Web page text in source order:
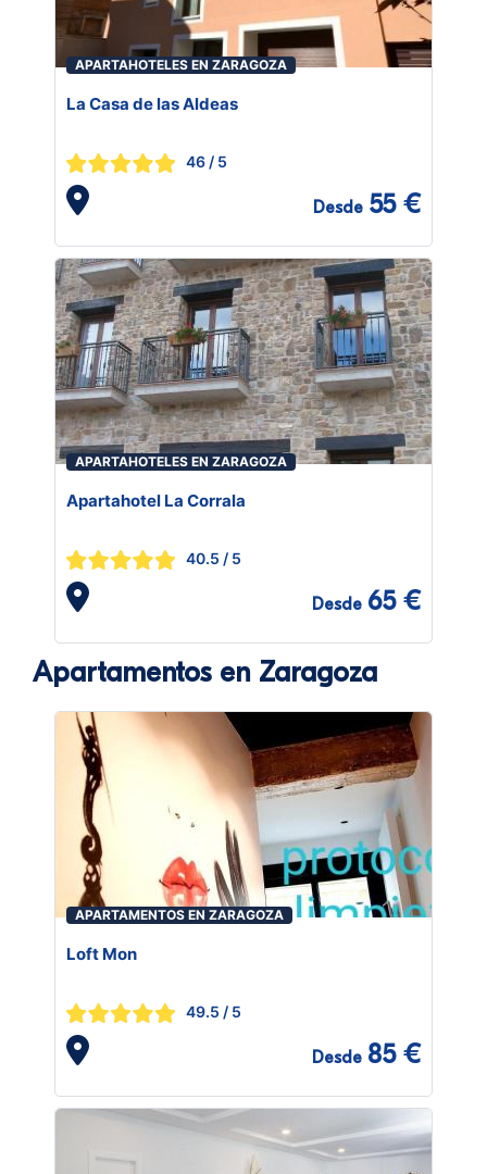
APARTAHOTELES EN ZARAGOZA
La Casa de las Aldeas
46 / 5
Desde 55 €
APARTAHOTELES EN ZARAGOZA
Apartahotel La Corrala
40.5 / 5
Desde 65 €
Apartamentos en Zaragoza
APARTAMENTOS EN ZARAGOZA
Loft Mon
49.5 / 5
Desde 85 €